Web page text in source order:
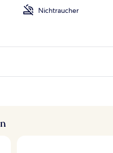
Nichtraucher